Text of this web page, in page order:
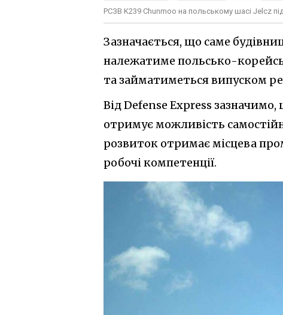
РСЗВ K239 Chunmoo на польському шасі Jelcz
Зазначається, що саме
належатиме польсько-
та займатиметься випуском
Від Defense Express
отримує можливість
розвиток отримає місцева
робочі компетенції.